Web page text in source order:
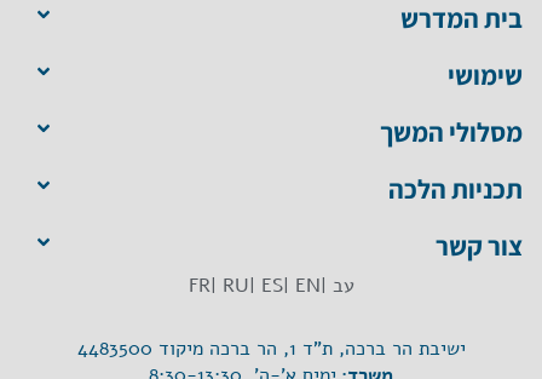
בית המדרש
שימושי
מסלולי המשך
תכניות הלכה
צור קשר
עב |EN |
ES |
RU |
FR
ישיבת הר ברכה, ת"ד 1, הר ברכה מיקוד 4483500